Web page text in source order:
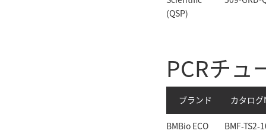
(QSP)
PCRチュ
ブランド カタログ
BMBio ECO BMF-TS2-